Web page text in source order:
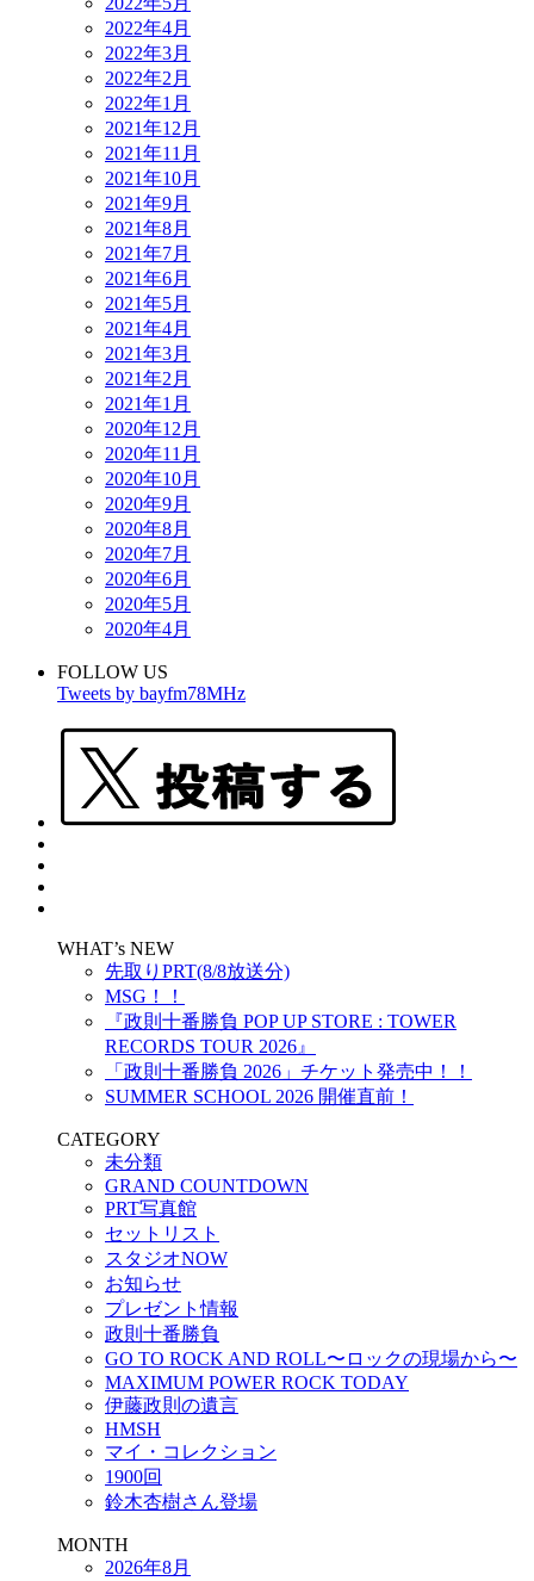
2022年4月
2022年3月
2022年2月
2022年1月
2021年12月
2021年11月
2021年10月
2021年9月
2021年8月
2021年7月
2021年6月
2021年5月
2021年4月
2021年3月
2021年2月
2021年1月
2020年12月
2020年11月
2020年10月
2020年9月
2020年8月
2020年7月
2020年6月
2020年5月
2020年4月
FOLLOW US
Tweets by bayfm78MHz
WHAT’s NEW
先取りPRT(8/8放送分)
MSG！！
『政則⼗番勝負 POP UP STORE : TOWER
RECORDS TOUR 2026』
「政則十番勝負 2026」チケット発売中！！
SUMMER SCHOOL 2026 開催直前！
CATEGORY
未分類
GRAND COUNTDOWN
PRT写真館
セットリスト
スタジオNOW
お知らせ
プレゼント情報
政則十番勝負
GO TO ROCK AND ROLL〜ロックの現場から〜
MAXIMUM POWER ROCK TODAY
伊藤政則の遺言
HMSH
マイ・コレクション
1900回
鈴木杏樹さん登場
MONTH
2026年8月